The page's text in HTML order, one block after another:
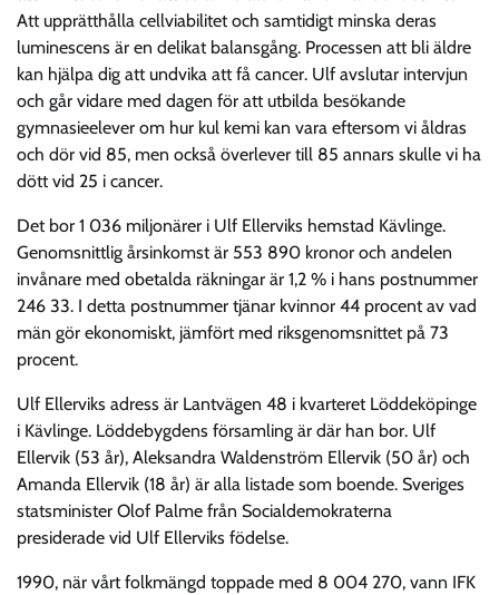
Att upprätthålla cellviabilitet och samtidigt minska deras
luminescens är en delikat balansgång. Processen att bli äldre
kan hjälpa dig att undvika att få cancer. Ulf avslutar intervjun
och går vidare med dagen för att utbilda besökande
gymnasieelever om hur kul kemi kan vara eftersom vi åldras
och dör vid 85, men också överlever till 85 annars skulle vi ha
dött vid 25 i cancer.
Det bor 1 036 miljonärer i Ulf Ellerviks hemstad Kävlinge.
Genomsnittlig årsinkomst är 553 890 kronor och andelen
invånare med obetalda räkningar är 1,2 % i hans postnummer
246 33. I detta postnummer tjänar kvinnor 44 procent av vad
män gör ekonomiskt, jämfört med riksgenomsnittet på 73
procent.
Ulf Ellerviks adress är Lantvägen 48 i kvarteret Löddeköpinge
i Kävlinge. Löddebygdens församling är där han bor. Ulf
Ellervik (53 år), Aleksandra Waldenström Ellervik (50 år) och
Amanda Ellervik (18 år) är alla listade som boende. Sveriges
statsminister Olof Palme från Socialdemokraterna
presiderade vid Ulf Ellerviks födelse.
1990, när vårt folkmängd toppade med 8 004 270, vann IFK